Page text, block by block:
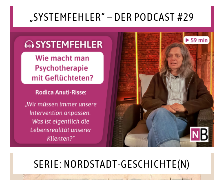
„SYSTEMFEHLER“ – DER PODCAST #29
SERIE: NORDSTADT-GESCHICHTE(N)